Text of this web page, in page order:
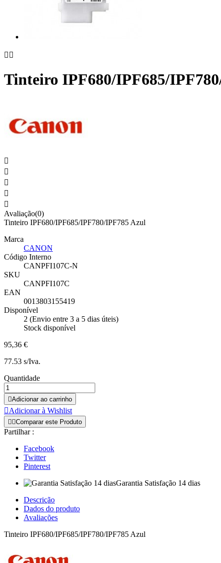
 
Tinteiro IPF680/IPF685/





Avaliação(0)
Tinteiro IPF680/IPF685/IPF780/IPF785 Azul
Marca
CANON
Código Interno
CANPFI107C-N
SKU
CANPFI107C
EAN
0013803155419
Disponível
2 (Envio entre 3 a 5 dias úteis)
Stock disponível
95,36 €
77.53 s/Iva.
Quantidade
Adicionar ao carrinho
Adicionar à Wishlist
Comparar este Produto
Partilhar :
Facebook
Twitter
Pinterest
Garantia Satisfação 14 dias
Descrição
Dados do produto
Avaliações
Tinteiro IPF680/IPF685/IPF780/IPF785 Azul